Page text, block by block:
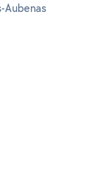
Aubenas